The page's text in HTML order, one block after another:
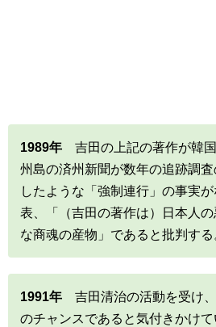
1989年 吉田の上記の著作が韓
州島の済州新聞が数年の追跡調
したような「強制連行」の事実
表、「（吉田の著作は）日本人
な商魂の産物」であると批判する
1991年 吉田清治の活動を受け
のチャンスであると気付きかけ